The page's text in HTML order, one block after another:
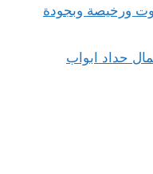
ورخيصة وبجودة
أعمال حداد ابواب